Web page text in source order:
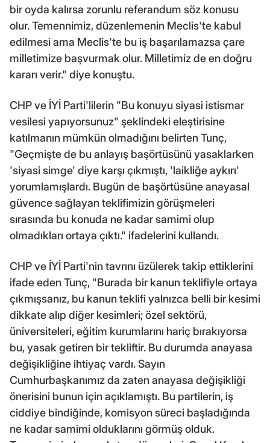
bir oyda kalırsa zorunlu referandum söz konusu
olur. Temennimiz, düzenlemenin Meclis'te kabul
edilmesi ama Meclis'te bu iş başarılamazsa çare
milletimize başvurmak olur. Milletimiz de en doğru
kararı verir." diye konuştu.
CHP ve İYİ Parti'lilerin "Bu konuyu siyasi istismar
vesilesi yapıyorsunuz" şeklindeki eleştirisine
katılmanın mümkün olmadığını belirten Tunç,
"Geçmişte de bu anlayış başörtüsünü yasaklarken
'siyasi simge' diye karşı çıkmıştı, 'laikliğe aykırı'
yorumlamışlardı. Bugün de başörtüsüne anayasal
güvence sağlayan teklifimizin görüşmeleri
sırasında bu konuda ne kadar samimi olup
olmadıkları ortaya çıktı." ifadelerini kullandı.
CHP ve İYİ Parti'nin tavrını üzülerek takip ettiklerini
ifade eden Tunç, "Burada bir kanun teklifiyle ortaya
çıkmışsanız, bu kanun teklifi yalnızca belli bir kesimi
dikkate alıp diğer kesimleri; özel sektörü,
üniversiteleri, eğitim kurumlarını hariç bırakıyorsa
bu, yasak getiren bir tekliftir. Bu durumda anayasa
değişikliğine ihtiyaç vardı. Sayın
Cumhurbaşkanımız da zaten anayasa değişikliği
önerisini bunun için açıklamıştı. Bu partilerin, iş
ciddiye bindiğinde, komisyon süreci başladığında
ne kadar samimi olduklarını görmüş olduk.